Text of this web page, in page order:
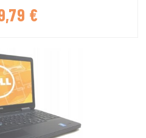
€